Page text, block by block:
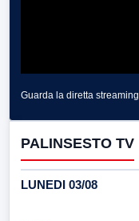
Guarda la diretta streaming
PALINSESTO TV
LUNEDI 03/08